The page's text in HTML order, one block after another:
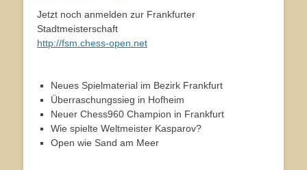
Jetzt noch anmelden zur Frankfurter
Stadtmeisterschaft
http://fsm.chess-open.net
Neues Spielmaterial im Bezirk Frankfurt
Überraschungssieg in Hofheim
Neuer Chess960 Champion in Frankfurt
Wie spielte Weltmeister Kasparov?
Open wie Sand am Meer